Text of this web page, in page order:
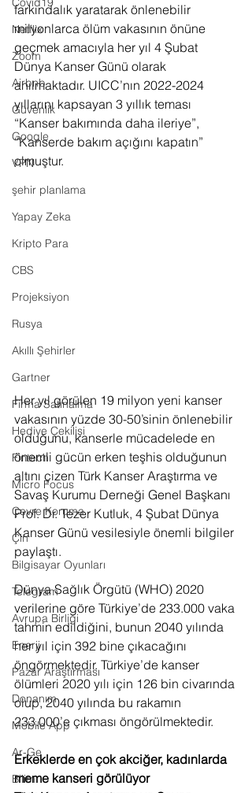
Netflix
Zoom
Airbnb
Güvenlik
Google
VPN
şehir planlama
Yapay Zeka
Kripto Para
CBS
Projeksiyon
Rusya
Akıllı Şehirler
Gartner
Firma Satınalma
Hediye Çekilişi
Fintech
Micro Focus
Çevre Koruma
Çin
Bilgisayar Oyunları
Telegram
Avrupa Birliği
Enerji
Pazar Araştırması
Donanım
Mobile App
Ar-Ge
Bilim
farkındalık yaratarak önlenebilir
milyonlarca ölüm vakasının önüne
geçmek amacıyla her yıl 4 Şubat
Dünya Kanser Günü olarak
anılmaktadır. UICC’nın 2022-2024
yıllarını kapsayan 3 yıllık teması
“Kanser bakımında daha ileriye”,
“Kanserde bakım açığını kapatın”
olmuştur.
Her yıl görülen 19 milyon yeni kanser
vakasının yüzde 30-50’sinin önlenebilir
olduğunu, kanserle mücadelede en
önemli gücün erken teşhis olduğunun
altını çizen Türk Kanser Araştırma ve
Savaş Kurumu Derneği Genel Başkanı
Prof. Dr. Tezer Kutluk, 4 Şubat Dünya
Kanser Günü vesilesiyle önemli bilgiler
paylaştı.
Dünya Sağlık Örgütü (WHO) 2020
verilerine göre Türkiye’de 233.000 vaka
tahmin edildiğini, bunun 2040 yılında
her yıl için 392 bine çıkacağını
öngörmektedir. Türkiye’de kanser
ölümleri 2020 yılı için 126 bin civarında
olup, 2040 yılında bu rakamın
233.000’e çıkması öngörülmektedir.
Erkeklerde en çok akciğer, kadınlarda
meme kanseri görülüyor